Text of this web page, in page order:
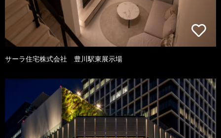
サーラ住宅株式会社 豊川駅東展示場